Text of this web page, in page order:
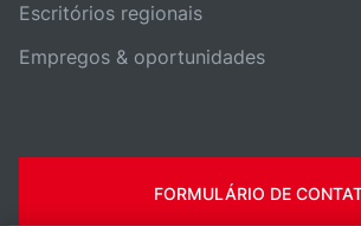
Escritórios regionais
Empregos & oportunidades
FORMULÁRIO DE